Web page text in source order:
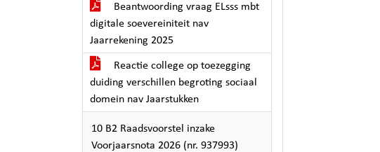
Beantwoording vraag ELsss mbt
digitale soevereiniteit nav
Jaarrekening 2025
Reactie college op toezegging
duiding verschillen begroting sociaal
domein nav Jaarstukken
10 B2 Raadsvoorstel inzake
Voorjaarsnota 2026 (nr. 937993)